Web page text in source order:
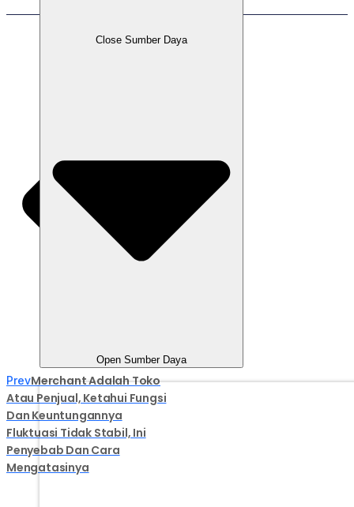
Close Sumber Daya
Open Sumber Daya
PrevMerchant Adalah Toko
Atau Penjual, Ketahui Fungsi
Dan Keuntungannya
Fluktuasi Tidak Stabil, Ini
Penyebab Dan Cara
Mengatasinya